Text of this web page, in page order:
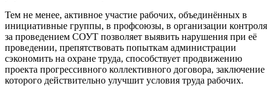
Тем не менее, активное участие рабочих, объединённых в
инициативные группы, в профсоюзы, в организации контроля
за проведением СОУТ позволяет выявить нарушения при её
проведении, препятствовать попыткам администрации
сэкономить на охране труда, способствует продвижению
проекта прогрессивного коллективного договора, заключение
которого действительно улучшит условия труда рабочих.